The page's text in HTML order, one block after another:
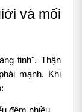
và mối
tinh". Thận
mạnh. Khi